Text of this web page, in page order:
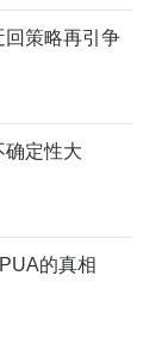
回策略再引争
确定性大
的真相